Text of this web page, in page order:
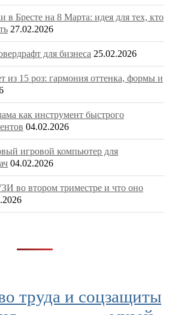
в Бресте на 8 Марта: идея для тех, кто
27.02.2026
для бизнеса 25.02.2026
из 15 роз: гармония оттенка, формы и
как инструмент быстрого
04.02.2026
игровой компьютер для
04.02.2026
во втором триместре и что оно
труда и соцзащиты